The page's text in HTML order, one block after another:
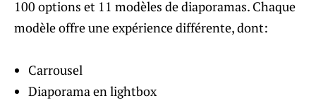
100 options et 11 modèles de diaporamas. Chaque
modèle offre une expérience différente, dont:
Carrousel
Diaporama en lightbox